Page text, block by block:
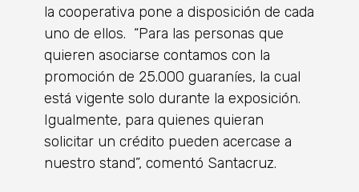
la cooperativa pone a disposición de cada
uno de ellos. “Para las personas que
quieren asociarse contamos con la
promoción de 25.000 guaraníes, la cual
está vigente solo durante la exposición.
Igualmente, para quienes quieran
solicitar un crédito pueden acercase a
nuestro stand”, comentó Santacruz.